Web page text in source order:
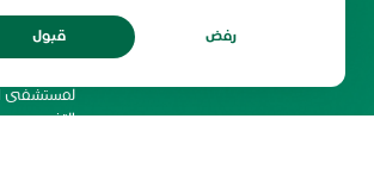
رفض قبول
ميثاق المستخدمين
حقوق إعادة
شروط الاستخدام
لمستشفى
التخصصي